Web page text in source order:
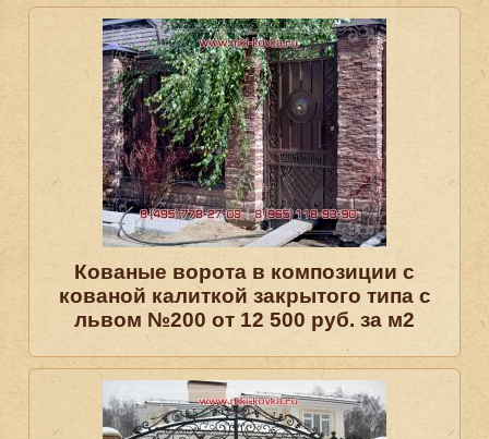
Кованые ворота в композиции с
кованой калиткой закрытого типа с
львом №200 от 12 500 руб. за м2